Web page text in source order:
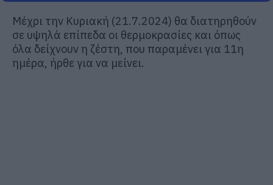
Μέχρι την Κυριακή (21.7.2024) θα διατηρηθούν
σε υψηλά επίπεδα οι θερμοκρασίες και όπως
όλα δείχνουν η ζέστη, που παραμένει για 11η
ημέρα, ήρθε για να μείνει.